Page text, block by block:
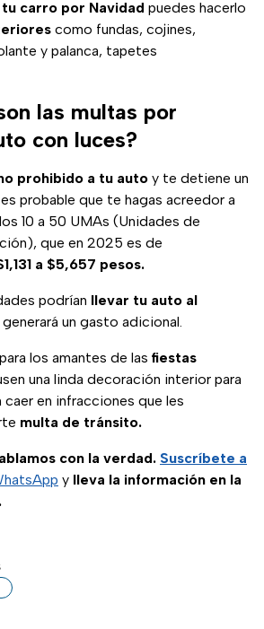
carro por Navidad puedes hacerlo
como fundas, cojines,
y palanca, tapetes
las multas por
con luces?
prohibido a tu auto y te detiene un
probable que te hagas acreedor a
10 a 50 UMAs (Unidades de
que en 2025 es de
a $5,657 pesos.
podrían llevar tu auto al
un gasto adicional.
los amantes de las fiestas
una linda decoración interior para
en infracciones que les
multa de tránsito.
con la verdad. Suscríbete a
y lleva la información en la